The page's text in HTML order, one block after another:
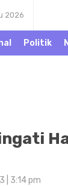
2026
Politik
| 3:14 pm